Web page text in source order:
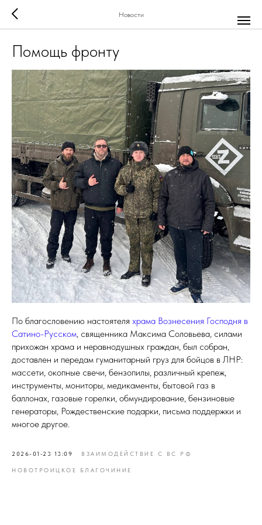
Новости
Помощь фронту
По благословению настоятеля храма Вознесения Господня в
Сатино-Русском, священника Максима Соловьева, силами
прихожан храма и неравнодушных граждан, был собран,
доставлен и передам гуманитарный груз для бойцов в ЛНР:
массети, окопные свечи, бензопилы, различный крепеж,
инструменты, мониторы, медикаменты, бытовой газ в
баллонах, газовые горелки, обмундирование, бензиновые
генераторы, Рождественские подарки, письма поддержки и
многое другое.
2026-01-23 13:09 ВЗАИМОДЕЙСТВИЕ С ВС РФ
НОВОТРОИЦКОЕ БЛАГОЧИНИЕ